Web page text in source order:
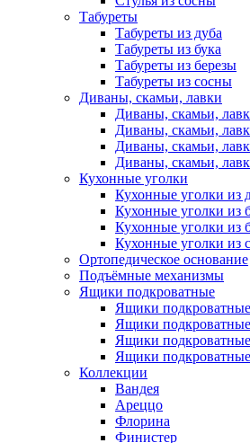
Табуреты
Табуреты из дуба
Табуреты из бука
Табуреты из березы
Табуреты из сосны
Диваны, скамьи, лавки
Диваны, скамьи,
Диваны, скамьи,
Диваны, скамьи,
Диваны, скамьи,
Кухонные уголки
Кухонные уголки из
Кухонные уголки из
Кухонные уголки из
Кухонные уголки из
Ортопедическое основание
Подъёмные механизмы
Ящики подкроватные
Ящики подкроватные
Ящики подкроватные
Ящики
Ящики
Коллекции
Вандея
Ареццо
Флорина
Финистер